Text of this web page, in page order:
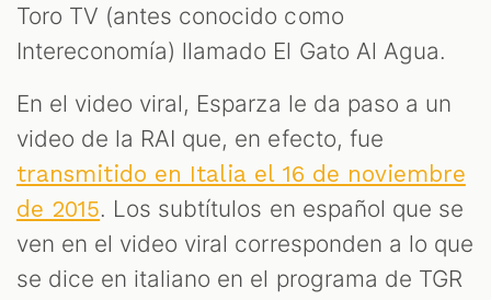
Toro TV (antes conocido como
Intereconomía) llamado El Gato Al Agua.
En el video viral, Esparza le da paso a un
video de la RAI que, en efecto, fue
transmitido en Italia el 16 de noviembre
de 2015. Los subtítulos en español que se
ven en el video viral corresponden a lo que
se dice en italiano en el programa de TGR